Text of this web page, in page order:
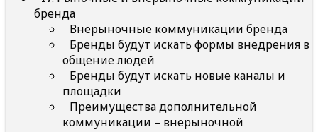
бренда
Внерыночные коммуникации бренда
Бренды будут искать формы внедрения в
общение людей
Бренды будут искать новые каналы и
площадки
Преимущества дополнительной
коммуникации – внерыночной